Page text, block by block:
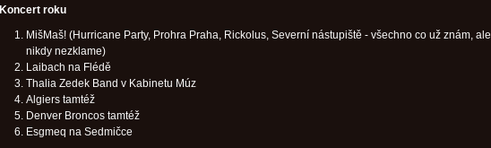
Koncert roku
MišMaš! (Hurricane Party, Prohra Praha, Rickolus, Severní nástupiště - všechno co už znám, ale
nikdy nezklame)
Laibach na Flédě
Thalia Zedek Band v Kabinetu Múz
Algiers tamtéž
Denver Broncos tamtéž
Esgmeq na Sedmičce